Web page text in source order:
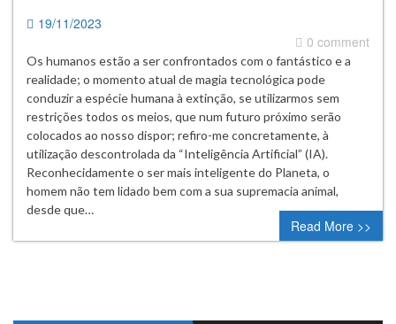
19/11/2023
0 comment
Os humanos estão a ser confrontados com o fantástico e a
realidade; o momento atual de magia tecnológica pode
conduzir a espécie humana à extinção, se utilizarmos sem
restrições todos os meios, que num futuro próximo serão
colocados ao nosso dispor; refiro-me concretamente, à
utilização descontrolada da “Inteligência Artificial” (IA).
Reconhecidamente o ser mais inteligente do Planeta, o
homem não tem lidado bem com a sua supremacia animal,
desde que…
Read More >>